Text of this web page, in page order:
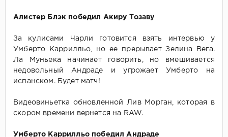
Алистер Блэк победил Акиру Тозаву
За кулисами Чарли готовится взять интервью у
Умберто Каррилльо, но ее прерывает Зелина Вега.
Ла Муньека начинает говорить, но вмешивается
недовольный Андраде и угрожает Умберто на
испанском. Будет матч!
Видеовиньетка обновленной Лив Морган, которая в
скором времени вернется на RAW.
Умберто Каррилльо победил Андраде